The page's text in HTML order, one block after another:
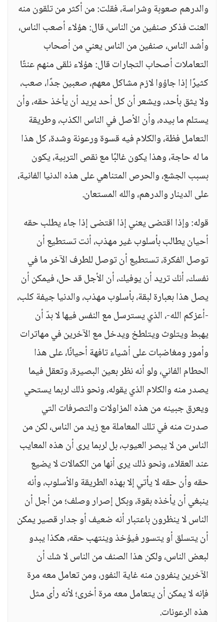
والدرهم صعوبة وشراسة، فقلت: من أكثر من تلقون منه
العنت فذكر صنفين من الناس، قال: هؤلاء أصعب الناس،
وأشد الناس، صنفين من الناس يعني من أصحاب
التعاملات أصحاب التجارات قال: هؤلاء نلقى منهم عنتًا
كثيرًا إذا جاؤوا لازم مشاكل معهم، صعبين جدًا، صعب،
ولا يثق بأحد، ويشعر أن كل أحد يريد أن يأخذ حقه، وأن
يستلم ما بيده، وأن الأصل في الناس الكذب، وطريقة
التعامل فظة، والكلام فيه قسوة ورعونة وشدة، كل هذا
ما له حاجة، وهذا يكون غالبًا مع نقص التربية، يكون
بسبب الجشع، والحرص المتناهي على هذه الدنيا الفانية،
على الدينار والدرهم، والله المستعان.
قوله: وإذا اقتضى يعني إذا اقتضى إذا جاء يطلب حقه
أحيان يطالب بأسلوب غير مهذب، أنت تستطيع أن
توصل الفكرة، تستطيع أن توصل للطرف الآخر ما في
نفسك، أنك تريد أن يوفيك، أن الأجل قد حل، فيمكن أن
يصل هذا بعبارة لبقة، بأسلوب مهذب، والدنيا جيفة كلب،
-أعزكم الله-، الذي يسترسل مع النفس فيها لا بدّ أن
يهبط ويتلوث ويتلطخ ويدخل مع الآخرين في مهاترات
وأمور ومغاضبات على أشياء تافهة أحيانًا، على هذا
الحطام الفاني، ولو أنه نظر بعين البصيرة، وتعقل فيما
يصدر منه والكلام الذي يقوله، ونحو ذلك لربما يستحي
ويعرق جبينه من هذه المزاولات والتصرفات التي
صدرت منه في تلك المعاملة مع زيد من الناس، لكن من
الناس من لا يبصر العيوب، بل لربما يرى أن هذه المعايب
عند العقلاء، ونحو ذلك يرى أنها من الكمالات لا يضيع
حقه وأن حقه لا يأتي إلا بهذه الطريقة والأسلوب، وأنه
ينبغي أن يأخذه بقوة، وبكل إصرار وصلف؛ من أجل أن
الناس لا ينظرون باعتبار أنه ضعيف أو جدار قصير يمكن
أن يتسلق أو يتسور فيؤخذ وينتهب حقه، هكذا يبدو
لبعض الناس، ولكن هذا الصنف من الناس لا شك أن
الآخرين ينفرون منه غاية النفور، ومن تعامل معه مرة
فإنه لا يمكن أن يتعامل معه مرة أخرى؛ لأنه رأى مثل
هذه الرعونات.